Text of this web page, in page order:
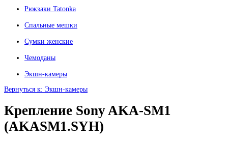
Рюкзаки Tatonka
Спальные мешки
Сумки женские
Чемоданы
Экшн-камеры
Вернуться к: Экшн-камеры
Крепление Sony AKA-SM1
(AKASM1.SYH)